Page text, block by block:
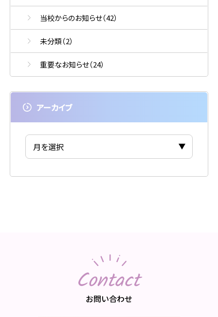
当校からのお知らせ（42）
未分類（2）
重要なお知らせ（24）
アーカイブ
お問い合わせ
Contact